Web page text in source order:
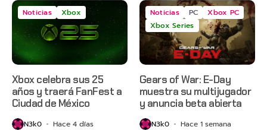
Noticias Xbox
Xbox celebra sus 25
años y traerá FanFest a
Ciudad de México
N3k0 Hace 4 días
Noticias PC
Xbox PC
Xbox Series
Gears of War: E-Day
muestra su multijugador
y anuncia beta abierta
N3k0 Hace 1 semana